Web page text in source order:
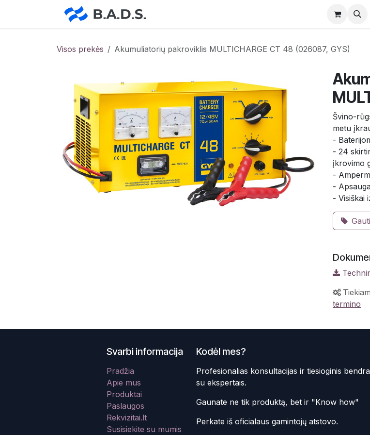
Visos prekės Akumuliatorių pakroviklis MULTICHARGE CT 48 (026087, GYS)
Švino-
metu
-
- 24
įkrovimo
-
-
- Visiškai
termino
Kodėl mes?
Profesionalias konsultacijas ir tiesioginis
su ekspertais.
Gaunate ne tik produktą, bet ir "Know how"
Perkate iš oficialaus gamintojų atstovo.
Svarbi informacija
Pradžia
Apie mus
Produktai
Paslaugos
Rekvizitai.lt
Susisiekite su mumis